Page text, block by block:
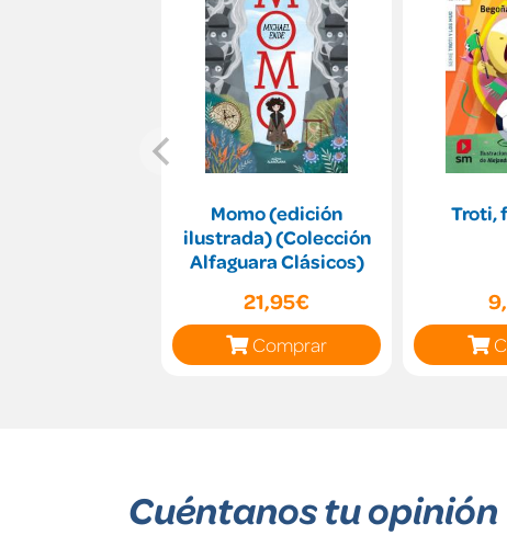
Momo (edición
ilustrada) (Colección
Alfaguara Clásicos)
21,95€
Comprar
Troti,
Cuéntanos tu opinión